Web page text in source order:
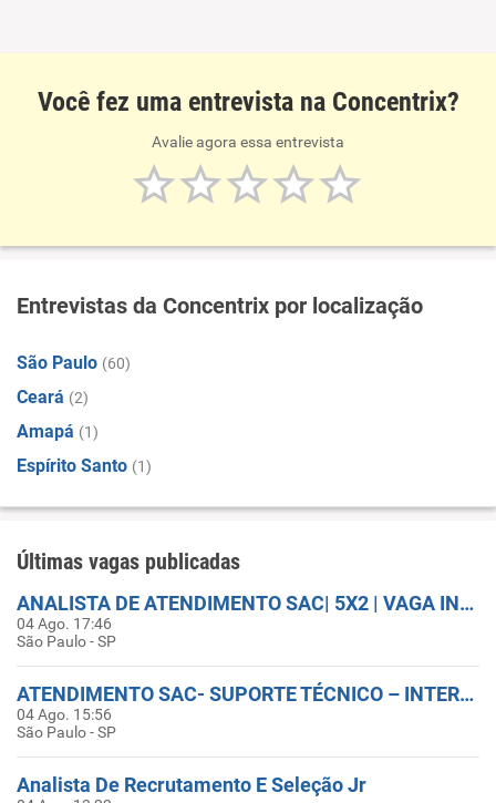
Você fez uma entrevista na Concentrix?
Avalie agora essa entrevista
Entrevistas da Concentrix por localização
São Paulo (60)
Ceará (2)
Amapá (1)
Espírito Santo (1)
Últimas vagas publicadas
ANALISTA DE ATENDIMENTO SAC| 5X2 | VAGA INCLUSIVA
04 Ago. 17:46
São Paulo - SP
ATENDIMENTO SAC- SUPORTE TÉCNICO – INTERNET RURAL
04 Ago. 15:56
São Paulo - SP
Analista De Recrutamento E Seleção Jr